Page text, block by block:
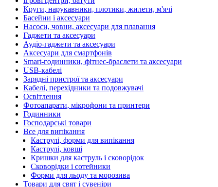
Круги, нарукавники, плотики, жилети, м'ячі
Басейни і аксесуари
Насоси, човни, аксесуари для плавання
Гаджети та аксесуари
Аудіо-гаджети та аксесуари
Аксесуари для смартфонів
Smart-годинники, фітнес-браслети та аксесуари
USB-кабелі
Зарядні пристрої та аксесуари
Кабелі, перехідники та подовжувачі
Освітлення
Фотоапарати, мікрофони та принтери
Годинники
Господарські товари
Все для випікання
Каструлі, форми для випікання
Каструлі, ковші
Кришки для каструль і сковорідок
Сковорідки і сотейники
Форми для льоду та морозива
Товари для свят і сувеніри